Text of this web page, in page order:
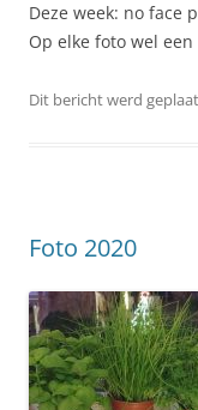
Deze week: no face
Op elke foto wel
Dit bericht werd
Foto 2020